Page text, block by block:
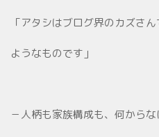
「アタシはブログ界のカズさ
ようなものです」
－人柄も家族構成も、何から